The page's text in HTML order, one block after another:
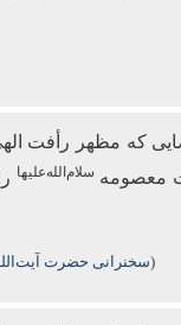
که مظهر رأفت
معصومه سلام‌الله‌علیها
(سخنرانی حضرت